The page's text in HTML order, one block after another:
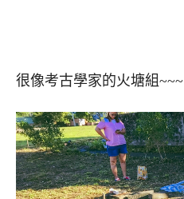
很像考古學家的火塘組~~~